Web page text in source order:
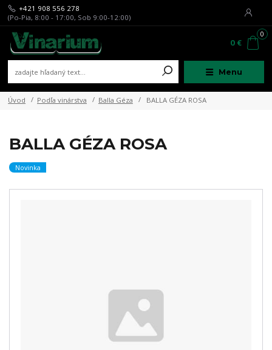
Menu
+421 908 556 278
(Po-Pia, 8:00 - 17:00, Sob 9:00-12:00)
0
0 €
Úvod Podľa vinárstva Balla Géza BALLA GÉZA ROSA
BALLA GÉZA ROSA
Novinka